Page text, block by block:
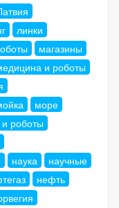
линки
магазины
и роботы
море
роботы
наука
научные
нефть